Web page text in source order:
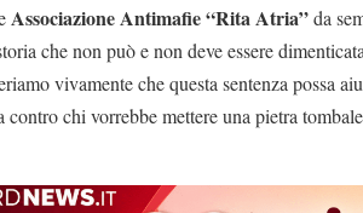
Associazione Antimafie “Rita Atria”da
che non può e non deve essere
vivamente che questa sentenza possa
contro chi vorrebbe mettere una pietra